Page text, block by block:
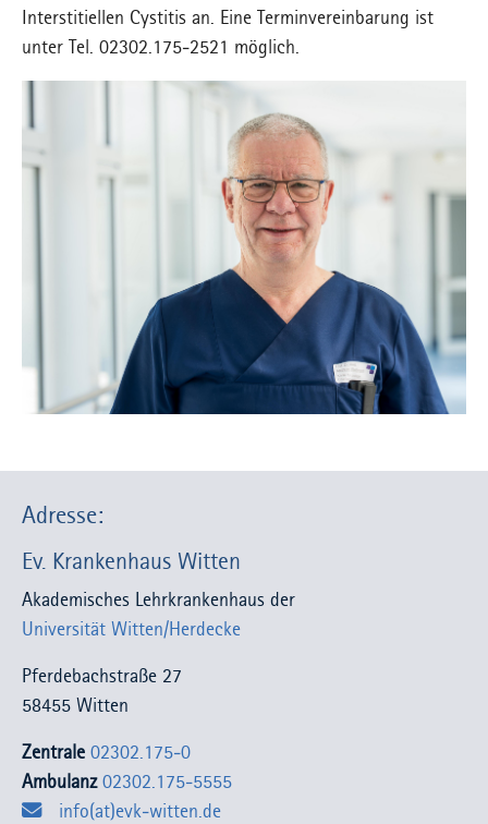
Interstitiellen Cystitis an. Eine Terminvereinbarung ist
unter Tel. 02302.175-2521 möglich.
Adresse:
Ev. Krankenhaus Witten
Akademisches Lehrkrankenhaus der
Universität Witten/Herdecke
Pferdebachstraße 27
58455 Witten
Zentrale 02302.175-0
Ambulanz 02302.175-5555
info(at)evk-witten.de